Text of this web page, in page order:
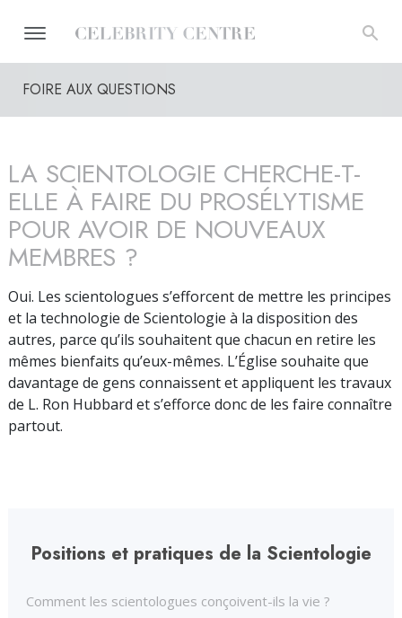
FOIRE AUX QUESTIONS
LA SCIENTOLOGIE CHERCHE-T-
ELLE À FAIRE DU PROSÉLYTISME
POUR AVOIR DE NOUVEAUX
MEMBRES ?
Oui. Les scientologues s’efforcent de mettre les principes
et la technologie de Scientologie à la disposition des
autres, parce qu’ils souhaitent que chacun en retire les
mêmes bienfaits qu’eux-mêmes. L’Église souhaite que
davantage de gens connaissent et appliquent les travaux
de L. Ron Hubbard et s’efforce donc de les faire connaître
partout.
Positions et pratiques de la Scientologie
Comment les scientologues conçoivent-ils la vie ?